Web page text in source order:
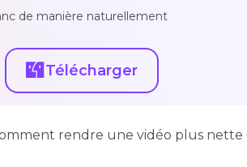
de manière naturellement
Télécharger
rendre une vidéo plus nette